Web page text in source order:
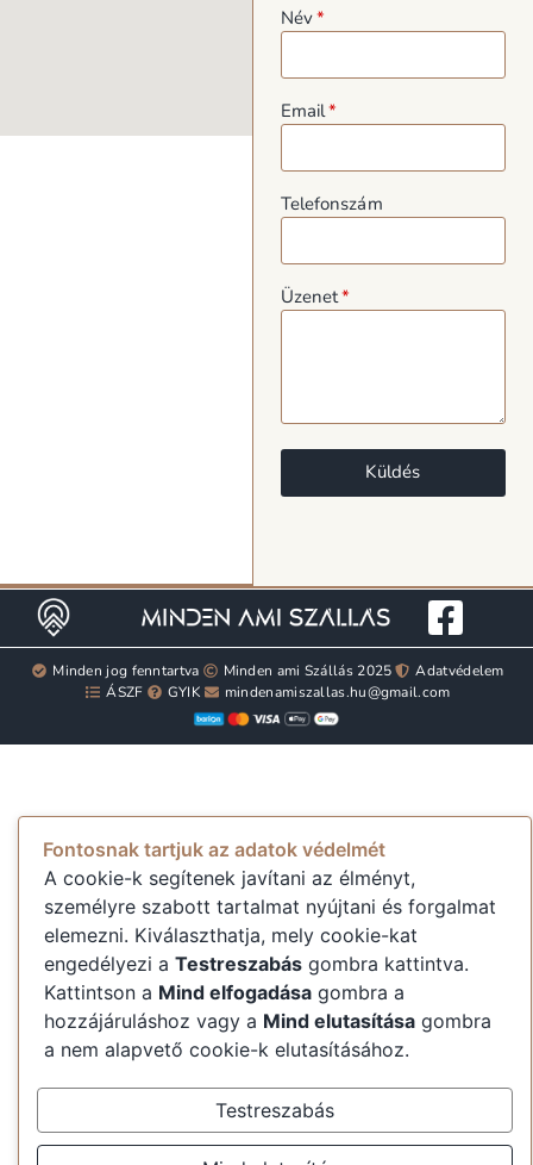
Név
Email
Telefonszám
Üzenet
Küldés
Minden jog fenntartva Minden ami Szállás 2025
Adatvédelem
ÁSZF
GYIK mindenamiszallas.hu@gmail.com
Fontosnak tartjuk az adatok védelmét
A cookie-k segítenek javítani az élményt,
személyre szabott tartalmat nyújtani és forgalmat
elemezni. Kiválaszthatja, mely cookie-kat
engedélyezi a Testreszabás gombra kattintva.
Kattintson a Mind elfogadása gombra a
hozzájáruláshoz vagy a Mind elutasítása gombra
a nem alapvető cookie-k elutasításához.
Testreszabás